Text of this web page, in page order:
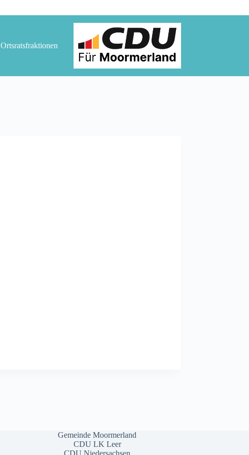
Ortsratsfraktionen
Gemeinde Moormerland
CDU LK Leer
CDU Niedersachsen